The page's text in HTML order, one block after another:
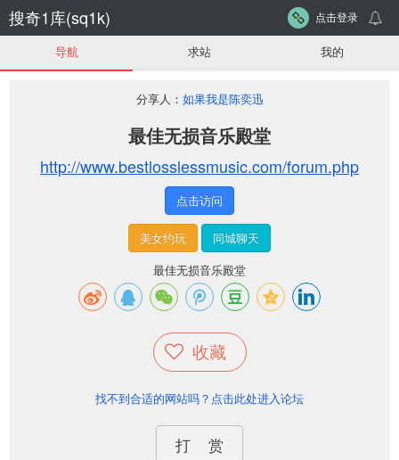
搜奇1库(sq1k) 点击登录
导航 求站 我的
分享人： 如果我是陈奕迅
最佳无损音乐殿堂
http://www.bestlosslessmusic.com/forum.php
点击访问
美女约玩
同城聊天
最佳无损音乐殿堂
收藏
找不到合适的网站吗？点击此处进入论坛
打 赏